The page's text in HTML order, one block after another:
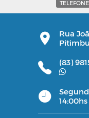
Rua
(83)
14:00hs